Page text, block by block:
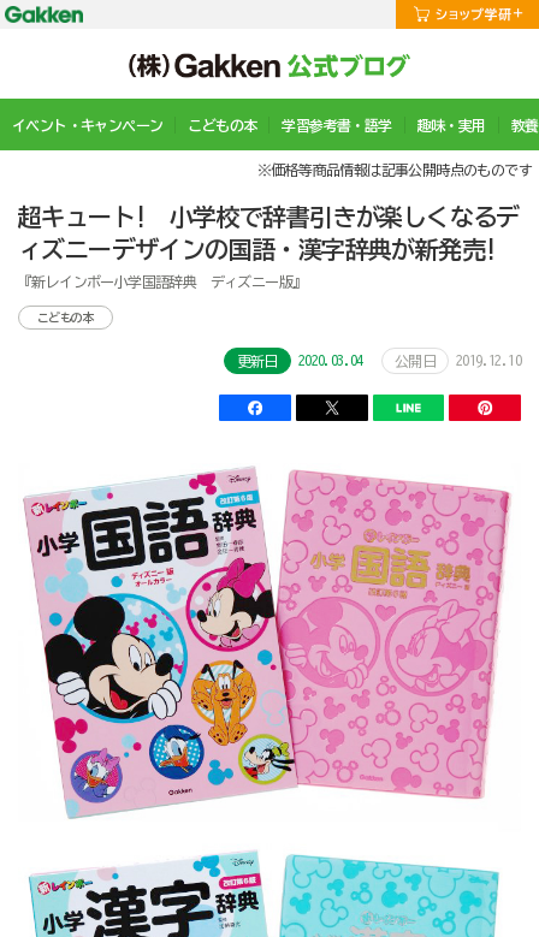
イベント・キャンペーン こどもの本 学習参考書・語学 趣味・実用 教
※価格等商品情報は記事公開時点のものです
超キュート! 小学校で辞書引きが楽しくなるデ
ィズニーデザインの国語・漢字辞典が新発売!
『新レインボー小学国語辞典 ディズニー版』
こどもの本
更新日 2020.03.04 公開日 2019.12.10